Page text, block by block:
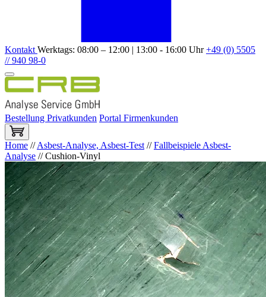
Kontakt Werktags: 08:00 – 12:00 | 13:00 - 16:00 Uhr+49 (0) 5505
// 940 98-0
Bestellung Privatkunden Portal Firmenkunden
Home //Asbest-Analyse, Asbest-Test //Fallbeispiele Asbest-
Analyse //Cushion-Vinyl